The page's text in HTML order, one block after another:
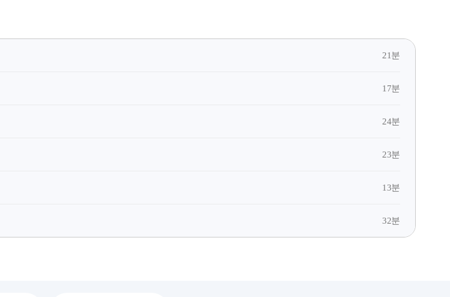
21분
17분
24분
23분
13분
32분